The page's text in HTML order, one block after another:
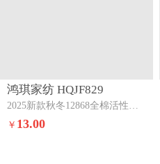
鸿琪家纺 HQJF829
￥ 13.00